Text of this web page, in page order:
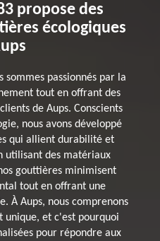
propose des
écologiques
sommes passionnés par la
tout en offrant des
de Aups. Conscients
nous avons développé
qui allient durabilité et
utilisant des matériaux
gouttières minimisent
tout en offrant une
À Aups, nous comprenons
unique, et c'est pourquoi
pour répondre aux